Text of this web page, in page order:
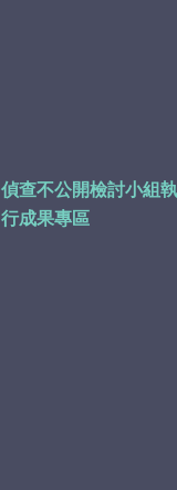
偵查不公開檢討小組執
行成果專區